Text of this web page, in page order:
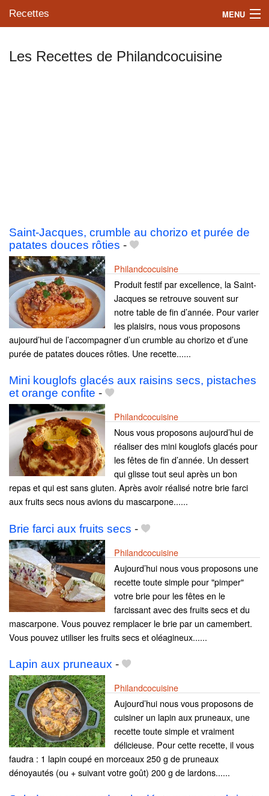
Recettes MENU
Les Recettes de Philandcocuisine
Saint-Jacques, crumble au chorizo et purée de
patates douces rôties -
Philandcocuisine
Produit festif par excellence, la Saint-
Jacques se retrouve souvent sur
notre table de fin d’année. Pour varier
les plaisirs, nous vous proposons
aujourd’hui de l’accompagner d’un crumble au chorizo et d’une
purée de patates douces rôties. Une recette......
Mini kouglofs glacés aux raisins secs, pistaches
et orange confite -
Philandcocuisine
Nous vous proposons aujourd’hui de
réaliser des mini kouglofs glacés pour
les fêtes de fin d’année. Un dessert
qui glisse tout seul après un bon
repas et qui est sans gluten. Après avoir réalisé notre brie farci
aux fruits secs nous avions du mascarpone......
Brie farci aux fruits secs -
Philandcocuisine
Aujourd’hui nous vous proposons une
recette toute simple pour "pimper"
votre brie pour les fêtes en le
farcissant avec des fruits secs et du
mascarpone. Vous pouvez remplacer le brie par un camembert.
Vous pouvez utiliser les fruits secs et oléagineux......
Lapin aux pruneaux -
Philandcocuisine
Aujourd’hui nous vous proposons de
cuisiner un lapin aux pruneaux, une
recette toute simple et vraiment
délicieuse. Pour cette recette, il vous
faudra : 1 lapin coupé en morceaux 250 g de pruneaux
dénoyautés (ou + suivant votre goût) 200 g de lardons......